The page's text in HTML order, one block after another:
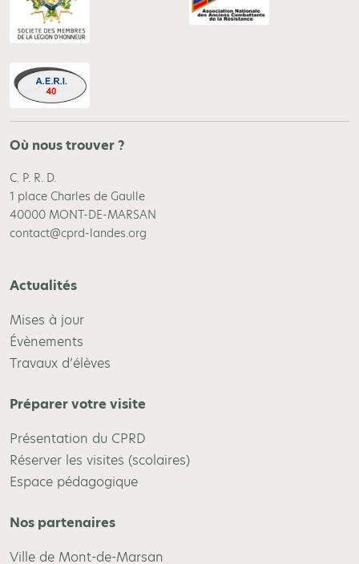
Où nous trouver ?
C. P. R. D.
1 place Charles de Gaulle
40000 MONT-DE-MARSAN
contact@cprd-landes.org
Actualités
Mises à jour
Évènements
Travaux d’élèves
Préparer votre visite
Présentation du CPRD
Réserver les visites (scolaires)
Espace pédagogique
Nos partenaires
Ville de Mont-de-Marsan